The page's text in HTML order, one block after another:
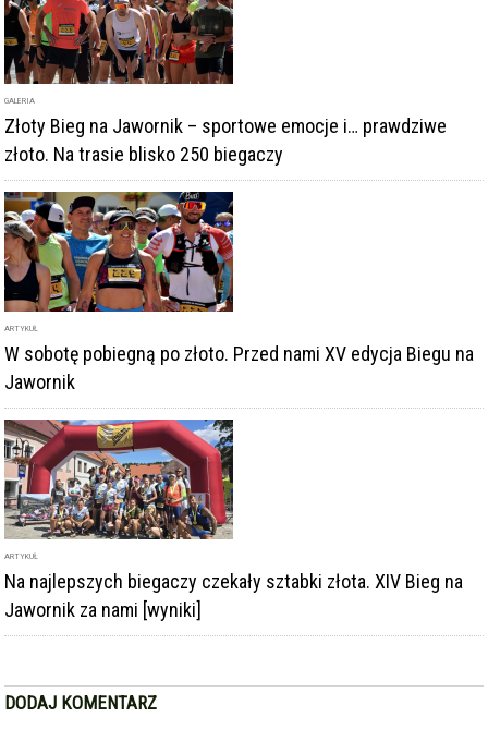
GALERIA
Złoty Bieg na Jawornik – sportowe emocje i… prawdziwe
złoto. Na trasie blisko 250 biegaczy
ARTYKUŁ
W sobotę pobiegną po złoto. Przed nami XV edycja Biegu na
Jawornik
ARTYKUŁ
Na najlepszych biegaczy czekały sztabki złota. XIV Bieg na
Jawornik za nami [wyniki]
DODAJ KOMENTARZ